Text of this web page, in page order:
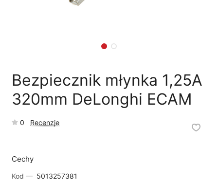
Bezpiecznik młynka 1,25A
320mm DeLonghi ECAM
0 Recenzje
Cechy
Kod — 5013257381